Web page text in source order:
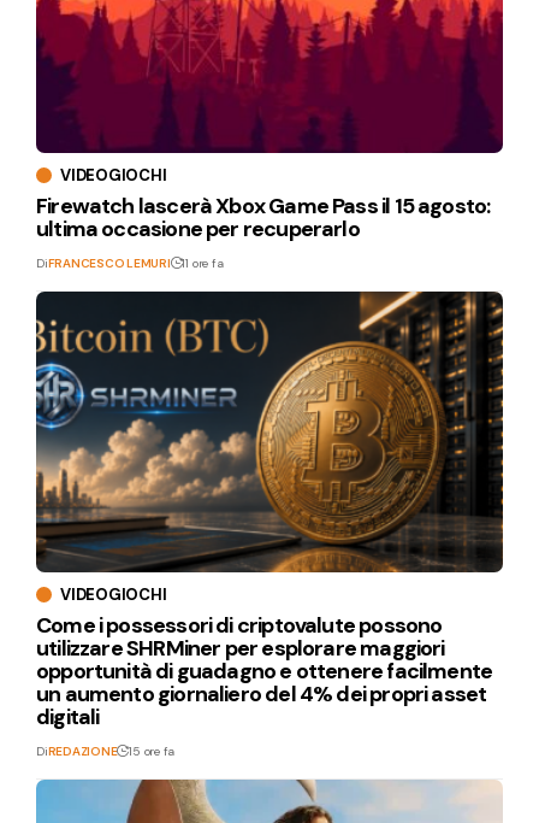
VIDEOGIOCHI
Firewatch lascerà Xbox Game Pass il 15 agosto:
ultima occasione per recuperarlo
DiFRANCESCO LEMURI 11 ore fa
VIDEOGIOCHI
Come i possessori di criptovalute possono
utilizzare SHRMiner per esplorare maggiori
opportunità di guadagno e ottenere facilmente
un aumento giornaliero del 4% dei propri asset
digitali
DiREDAZIONE 15 ore fa